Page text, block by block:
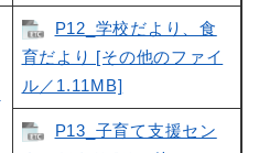
P12_学校だより、食
育だより [その他のファイ
ル／1.11MB]
P13_子育て支援セン